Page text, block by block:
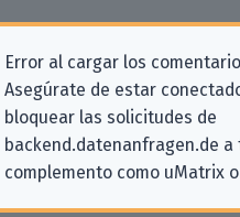
Error al cargar los
Asegúrate de estar
bloquear las solicitudes de
backend.datenanfragen.de a
complemento como uMatrix
Información
solicitudes
para «Coinbase